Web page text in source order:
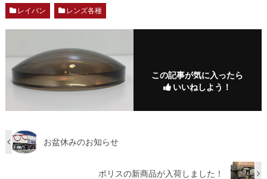
レイバン レンズ各種
この記事が気に入ったら
いいねしよう！
お盆休みのお知らせ
ポリスの新商品が入荷しました！